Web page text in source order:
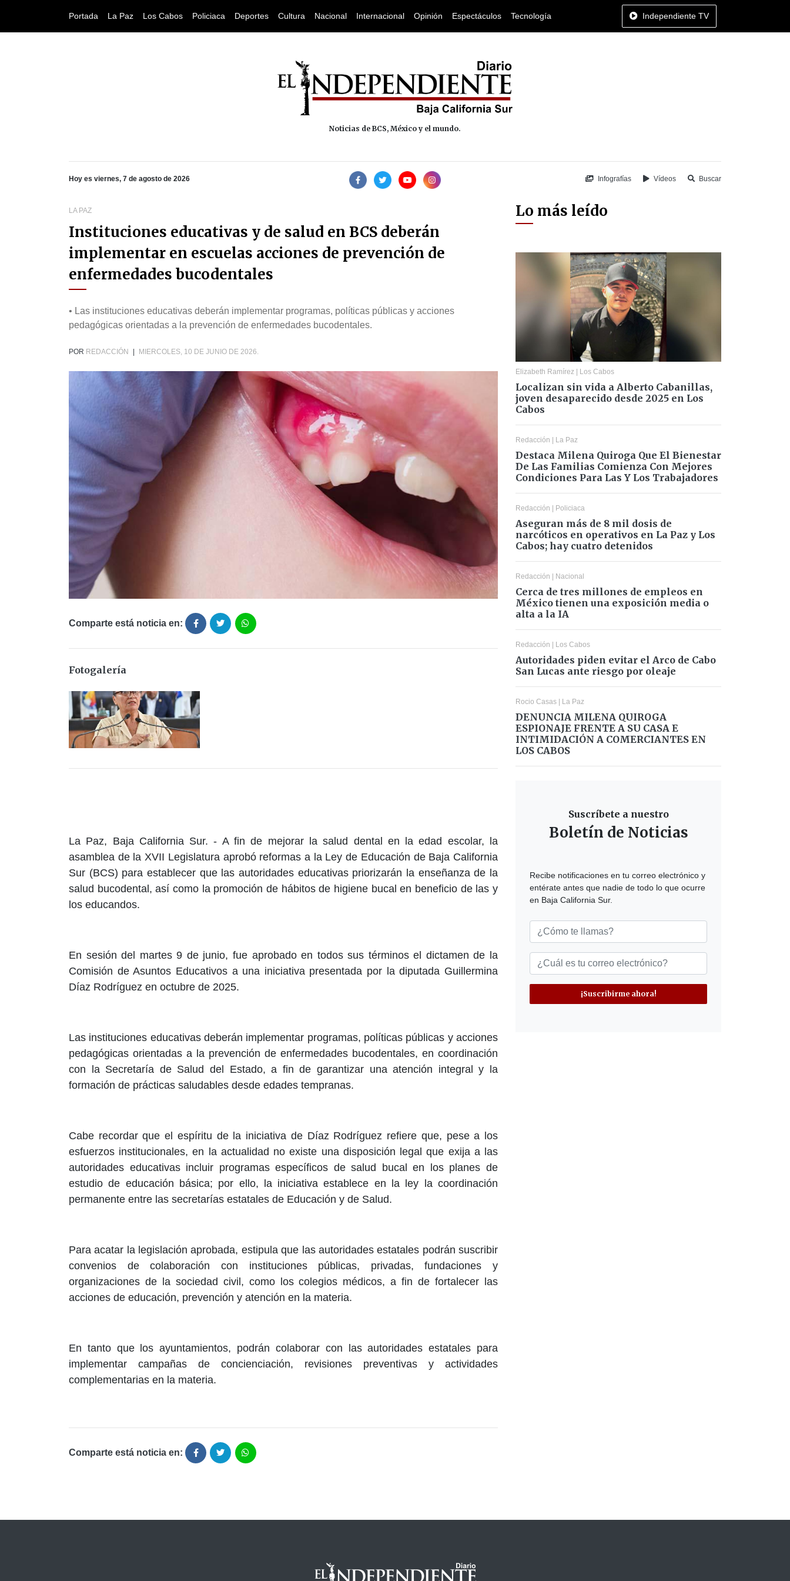
Portada La Paz Los Cabos Policiaca Deportes Cultura Nacional Internacional Opinión Espectáculos Tecnología Independiente TV
Noticias de BCS, México y el mundo.
Hoy es viernes, 7 de agosto de 2026 Infografías Vídeos Buscar
LA PAZ
Instituciones educativas y de salud en BCS deberán
implementar en escuelas acciones de prevención de
enfermedades bucodentales
• Las instituciones educativas deberán implementar programas, políticas públicas y acciones
pedagógicas orientadas a la prevención de enfermedades bucodentales.
POR REDACCIÓN MIERCOLES, 10 DE JUNIO DE 2026.
Comparte está noticia en:
Fotogalería
La Paz, Baja California Sur. - A fin de mejorar la salud dental en la edad escolar, la
asamblea de la XVII Legislatura aprobó reformas a la Ley de Educación de Baja California
Sur (BCS) para establecer que las autoridades educativas priorizarán la enseñanza de la
salud bucodental, así como la promoción de hábitos de higiene bucal en beneficio de las y
los educandos.
En sesión del martes 9 de junio, fue aprobado en todos sus términos el dictamen de la
Comisión de Asuntos Educativos a una iniciativa presentada por la diputada Guillermina
Díaz Rodríguez en octubre de 2025.
Las instituciones educativas deberán implementar programas, políticas públicas y acciones
pedagógicas orientadas a la prevención de enfermedades bucodentales, en coordinación
con la Secretaría de Salud del Estado, a fin de garantizar una atención integral y la
formación de prácticas saludables desde edades tempranas.
Cabe recordar que el espíritu de la iniciativa de Díaz Rodríguez refiere que, pese a los
esfuerzos institucionales, en la actualidad no existe una disposición legal que exija a las
autoridades educativas incluir programas específicos de salud bucal en los planes de
estudio de educación básica; por ello, la iniciativa establece en la ley la coordinación
permanente entre las secretarías estatales de Educación y de Salud.
Para acatar la legislación aprobada, estipula que las autoridades estatales podrán suscribir
convenios de colaboración con instituciones públicas, privadas, fundaciones y
organizaciones de la sociedad civil, como los colegios médicos, a fin de fortalecer las
acciones de educación, prevención y atención en la materia.
En tanto que los ayuntamientos, podrán colaborar con las autoridades estatales para
implementar campañas de concienciación, revisiones preventivas y actividades
complementarias en la materia.
Comparte está noticia en:
Lo más leído
Elizabeth Ramírez | Los Cabos
Localizan sin vida a Alberto Cabanillas,
joven desaparecido desde 2025 en Los
Cabos
Redacción | La Paz
Destaca Milena Quiroga Que El Bienestar
De Las Familias Comienza Con Mejores
Condiciones Para Las Y Los Trabajadores
Redacción | Policiaca
Aseguran más de 8 mil dosis de
narcóticos en operativos en La Paz y Los
Cabos; hay cuatro detenidos
Redacción | Nacional
Cerca de tres millones de empleos en
México tienen una exposición media o
alta a la IA
Redacción | Los Cabos
Autoridades piden evitar el Arco de Cabo
San Lucas ante riesgo por oleaje
Rocio Casas | La Paz
DENUNCIA MILENA QUIROGA
ESPIONAJE FRENTE A SU CASA E
INTIMIDACIÓN A COMERCIANTES EN
LOS CABOS
Suscríbete a nuestro
Boletín de Noticias
Recibe notificaciones en tu correo electrónico y
entérate antes que nadie de todo lo que ocurre
en Baja California Sur.
¡Suscribirme ahora!